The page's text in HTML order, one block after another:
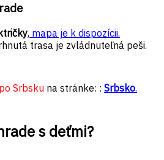
, mapa je k dispozícii.
trasa je zvládnuteľná peši.
Srbsku na stránke: : Srbsko.
s deťmi?